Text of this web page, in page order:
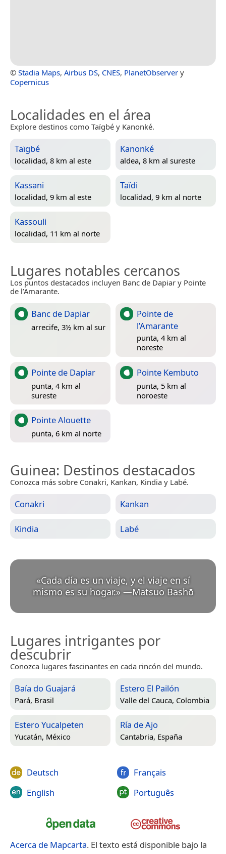
© Stadia Maps, Airbus DS, CNES, PlanetObserver y
Copernicus
Localidades en el área
Explore destinos como Taïgbé y Kanonké.
Taïgbé
localidad, 8 km al este
Kanonké
aldea, 8 km al sureste
Kassani
localidad, 9 km al este
Taïdi
localidad, 9 km al norte
Kassouli
localidad, 11 km al norte
Lugares notables cercanos
Los puntos destacados incluyen Banc de Dapiar y Pointe
de l’Amarante.
Banc de Dapiar
arrecife, 3½ km al sur
Pointe de
l’Amarante
punta, 4 km al
noreste
Pointe de Dapiar
punta, 4 km al
sureste
Pointe Kembuto
punta, 5 km al
noroeste
Pointe Alouette
punta, 6 km al norte
Guinea: Destinos destacados
Conozca más sobre Conakri, Kankan, Kindia y Labé.
Conakri Kankan
Kindia Labé
«Cada día es un viaje, y el viaje en sí
mismo es su hogar.» —Matsuo Bashō
Lugares intrigantes por
descubrir
Conozca lugares fascinantes en cada rincón del mundo.
Baía do Guajará
Pará, Brasil
Estero El Pailón
Valle del Cauca, Colombia
Estero Yucalpeten
Yucatán, México
Ría de Ajo
Cantabria, España
Deutsch
English
Français
Português
Acerca de Mapcarta. El texto está disponible bajo la